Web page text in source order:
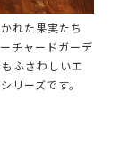
れた果実たち
チャードガーデ
ふさわしいエ
リーズです。